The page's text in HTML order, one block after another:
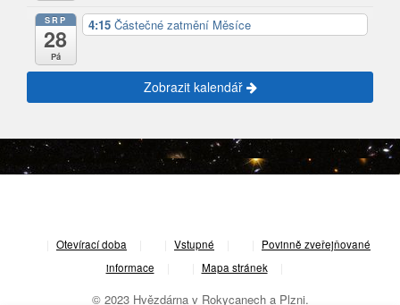
SRP
28
Pá
4:15 Částečné zatmění Měsíce
Zobrazit kalendář
Otevírací doba Vstupné
Povinně zveřejňované
informace
Mapa stránek
© 2023 Hvězdárna v Rokycanech a Plzni.